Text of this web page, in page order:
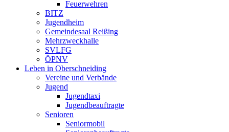
Feuerwehren
BITZ
Jugendheim
Gemeindesaal Reißing
Mehrzweckhalle
SVLFG
ÖPNV
Leben in Oberschneiding
Vereine und Verbände
Jugend
Jugendtaxi
Jugendbeauftragte
Senioren
Seniormobil